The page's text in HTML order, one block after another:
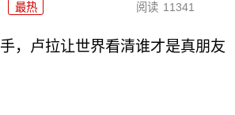
最热 阅读 11341
，卢拉让世界看清谁才是真朋友